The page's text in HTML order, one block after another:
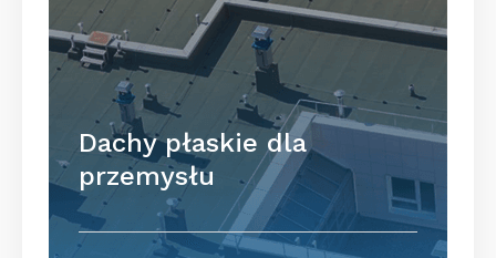
Dachy płaskie dla
przemysłu